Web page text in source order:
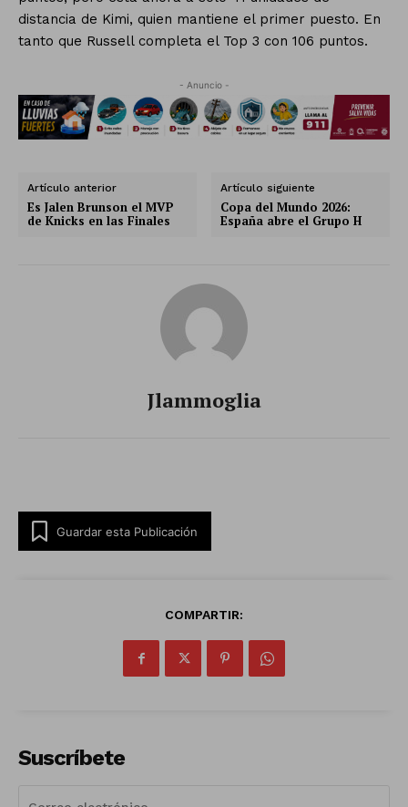
distancia de Kimi, quien mantiene el primer puesto. En
tanto que Russell completa el Top 3 con 106 puntos.
- Anuncio -
Artículo anterior
Es Jalen Brunson el MVP
de Knicks en las Finales
Artículo siguiente
Copa del Mundo 2026:
España abre el Grupo H
Jlammoglia
Guardar esta Publicación
COMPARTIR:
Suscríbete